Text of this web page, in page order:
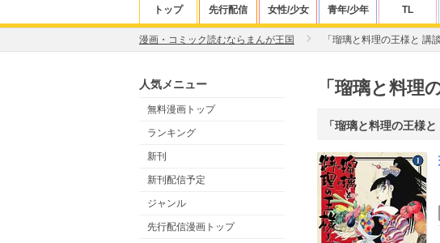
トップ 先行配信 女性/少女 青年/少年 TL
漫画・コミック読むならまんが王国 「瑠璃と料理の王様と 講
人気メニュー
無料漫画トップ
ランキング
新刊
新刊配信予定
ジャンル
先行配信漫画トップ
「瑠璃と料理
「瑠璃と料理の王様と